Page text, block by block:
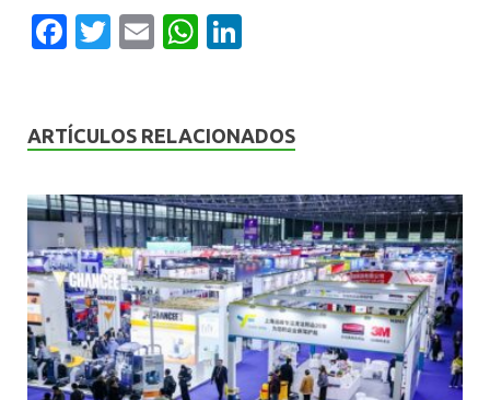
F
b
o
k
T
er
E
l
W
s
p
p
dI
ARTÍCULOS RELACIONADOS